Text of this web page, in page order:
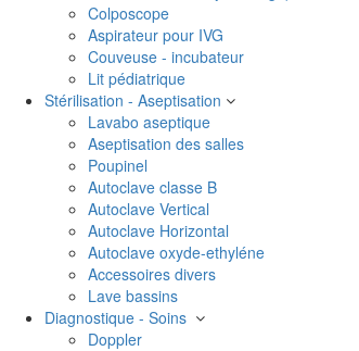
Colposcope
Aspirateur pour IVG
Couveuse - incubateur
Lit pédiatrique
Stérilisation - Aseptisation
Lavabo aseptique
Aseptisation des salles
Poupinel
Autoclave classe B
Autoclave Vertical
Autoclave Horizontal
Autoclave oxyde-ethyléne
Accessoires divers
Lave bassins
Diagnostique - Soins
Doppler